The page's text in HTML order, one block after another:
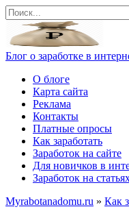
Перейти
к
контенту
Search
for:
Блог о заработке в
О блоге
Карта сайта
Реклама
Контакты
Платные опросы
Как заработать
Заработок на сайте
Для новичков в
Заработок на
Myrabotanadomu.ru » Как